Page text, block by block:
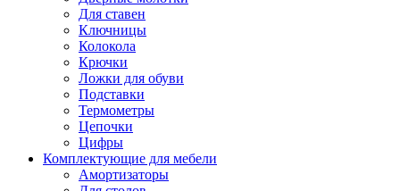
Для ставен
Ключницы
Колокола
Крючки
Ложки для обуви
Подставки
Термометры
Цепочки
Цифры
Комплектующие для мебели
Амортизаторы